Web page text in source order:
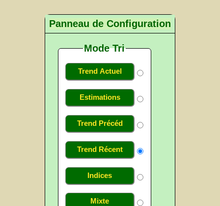
Panneau de Configuration
Mode Tri
Trend Actuel
Estimations
Trend Précéd
Trend Récent
Indices
Mixte